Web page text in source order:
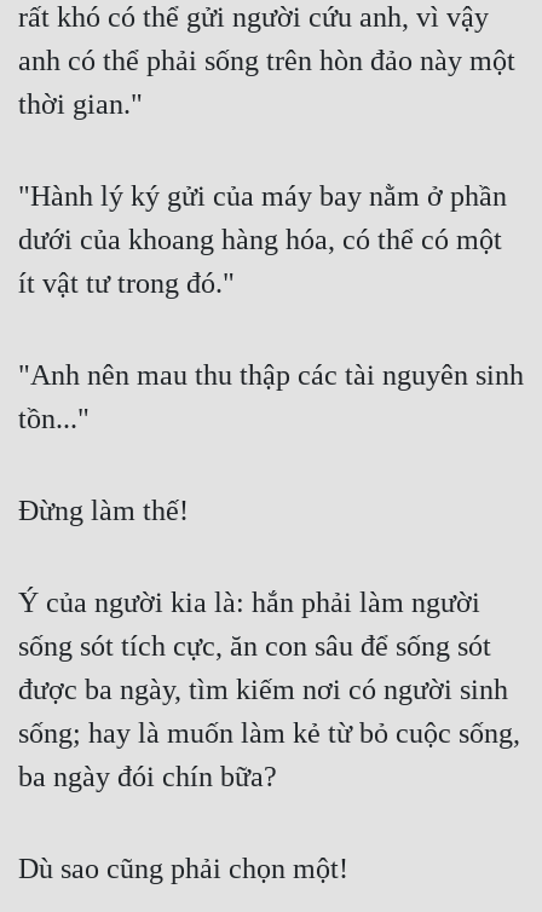
Truyện ngắn
Cung Đấu
Cạnh Kỹ
Cổ Đại
Du Hí
Dị Giới
Gia Đấu
Góc Nhìn Nam
Huyền Ảo
rất khó có thể gửi người cứu anh, vì vậy
anh có thể phải sống trên hòn đảo này một
thời gian."
"Hành lý ký gửi của máy bay nằm ở phần
dưới của khoang hàng hóa, có thể có một
ít vật tư trong đó."
"Anh nên mau thu thập các tài nguyên sinh
tồn..."
Đừng làm thế!
Ý của người kia là: hắn phải làm người
sống sót tích cực, ăn con sâu để sống sót
được ba ngày, tìm kiếm nơi có người sinh
sống; hay là muốn làm kẻ từ bỏ cuộc sống,
ba ngày đói chín bữa?
Dù sao cũng phải chọn một!